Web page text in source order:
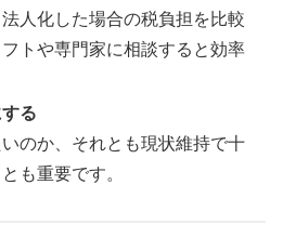
人化した場合の税負担を比較
トや専門家に相談すると効率
る
のか、それとも現状維持で十
も重要です。